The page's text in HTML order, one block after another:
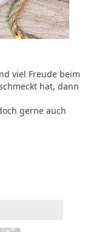
viel Freude beim
hat, dann
gerne auch